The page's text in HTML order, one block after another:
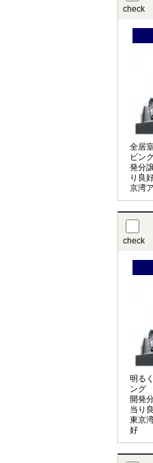
check
全居
ビン
発分
り良
京湾
check
明る
ング
開発
当り
東京
好